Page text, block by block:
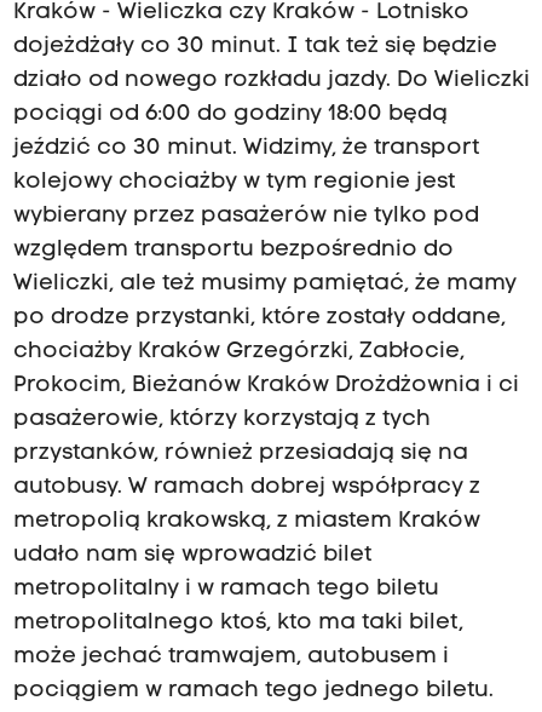
Kraków - Wieliczka czy Kraków - Lotnisko
dojeżdżały co 30 minut. I tak też się będzie
działo od nowego rozkładu jazdy. Do Wieliczki
pociągi od 6:00 do godziny 18:00 będą
jeździć co 30 minut. Widzimy, że transport
kolejowy chociażby w tym regionie jest
wybierany przez pasażerów nie tylko pod
względem transportu bezpośrednio do
Wieliczki, ale też musimy pamiętać, że mamy
po drodze przystanki, które zostały oddane,
chociażby Kraków Grzegórzki, Zabłocie,
Prokocim, Bieżanów Kraków Drożdżownia i ci
pasażerowie, którzy korzystają z tych
przystanków, również przesiadają się na
autobusy. W ramach dobrej współpracy z
metropolią krakowską, z miastem Kraków
udało nam się wprowadzić bilet
metropolitalny i w ramach tego biletu
metropolitalnego ktoś, kto ma taki bilet,
może jechać tramwajem, autobusem i
pociągiem w ramach tego jednego biletu.